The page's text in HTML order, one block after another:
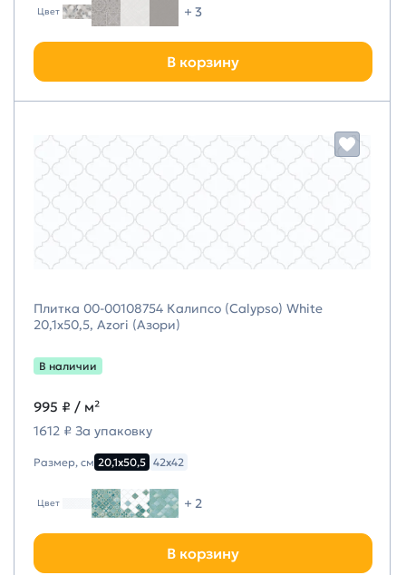
Цвет + 3
В корзину
Плитка 00-00108754 Калипсо (Calypso) White
20,1х50,5, Azori (Азори)
В наличии
995 ₽ / м²
1612 ₽ За упаковку
Размер, см 20,1х50,5 42х42
Цвет + 2
В корзину